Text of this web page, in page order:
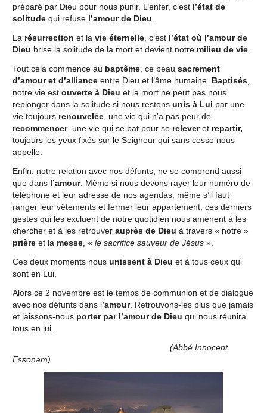
préparé par Dieu pour nous punir. L’enfer, c’est l’état de
solitudequi refuse l’amour de Dieu
La résurrection et la vie éternelle, c’est l’état où l’amour de
Dieu brise la solitude de la mort et devient notre milieu de vie.
Tout cela commence au baptême, ce beau sacrement
d’amour et d’allianceentre Dieu et l’âme humaine. Baptisés,
notre vie est ouverte à Dieu et la mort ne peut pas nous
replonger dans la solitude si nous restons unis à Lui par une
vie toujours renouvelée, une vie qui n’a pas peur de
recommencer, une vie qui se bat pour se releveret repartir,
toujours les yeux fixés sur le Seigneur qui sans cesse nous
appelle.
Enfin, notre relation avec nos défunts, ne se comprend aussi
que dans l’amour. Même si nous devons rayer leur numéro de
téléphone et leur adresse de nos agendas, même s’il faut
ranger leur vêtements et fermer leur appartement, ces derniers
gestes qui les excluent de notre quotidien nous amènent à les
chercher et à les retrouver auprès de Dieu à travers « notre »
prièreet la messe, « le sacrifice sauveur de Jésus ».
Ces deux moments nous unissent à Dieu et à tous ceux qui
sont en Lui.
Alors ce 2 novembre est le temps de communion et de dialogue
avec nos défunts dans l’amour. Retrouvons-les plus que jamais
et laissons-nous porter par l’amour de Dieu qui nous réunira
tous en lui.
(Abbé Innocent
Essonam)